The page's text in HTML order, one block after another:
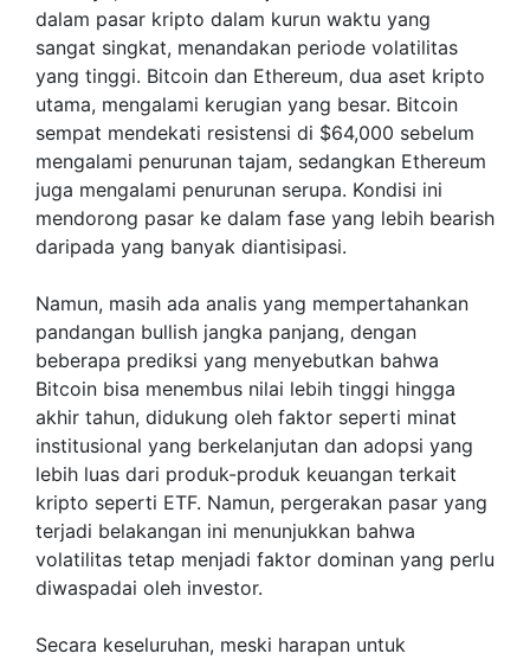
dalam pasar kripto dalam kurun waktu yang
sangat singkat, menandakan periode volatilitas
yang tinggi. Bitcoin dan Ethereum, dua aset kripto
utama, mengalami kerugian yang besar. Bitcoin
sempat mendekati resistensi di $64,000 sebelum
mengalami penurunan tajam, sedangkan Ethereum
juga mengalami penurunan serupa. Kondisi ini
mendorong pasar ke dalam fase yang lebih bearish
daripada yang banyak diantisipasi.
Namun, masih ada analis yang mempertahankan
pandangan bullish jangka panjang, dengan
beberapa prediksi yang menyebutkan bahwa
Bitcoin bisa menembus nilai lebih tinggi hingga
akhir tahun, didukung oleh faktor seperti minat
institusional yang berkelanjutan dan adopsi yang
lebih luas dari produk-produk keuangan terkait
kripto seperti ETF. Namun, pergerakan pasar yang
terjadi belakangan ini menunjukkan bahwa
volatilitas tetap menjadi faktor dominan yang perlu
diwaspadai oleh investor.
Secara keseluruhan, meski harapan untuk